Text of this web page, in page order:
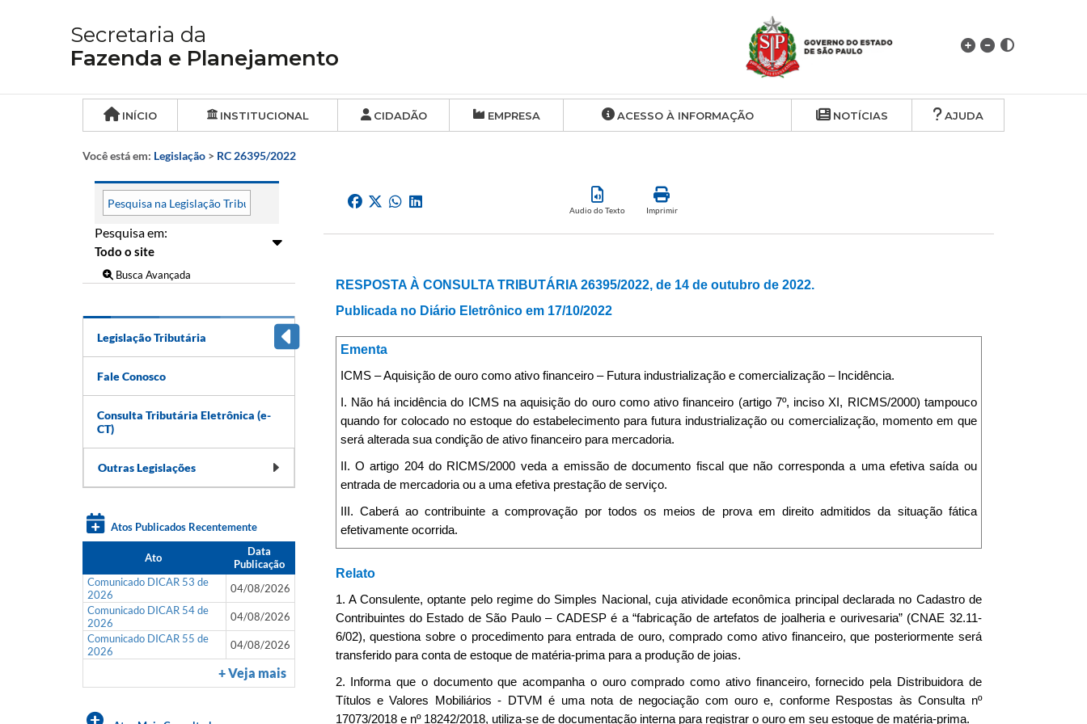
Secretaria da
Fazenda e Planejamento
INÍCIO INSTITUCIONAL CIDADÃO EMPRESA ACESSO À INFORMAÇÃO NOTÍCIAS AJUDA
Você está em: Legislação > RC 26395/2022
Pesquisa em:
Busca Avançada
Legislação Tributária
Fale Conosco
Consulta Tributária Eletrônica (e-
CT)
Outras Legislações
Atos Publicados Recentemente
Ato
Data
Publicação
Comunicado DICAR 53 de
2026
04/08/2026
Comunicado DICAR 54 de
2026
04/08/2026
Comunicado DICAR 55 de
2026
04/08/2026
+ Veja mais
Audio do Texto Imprimir
RESPOSTA À CONSULTA TRIBUTÁRIA 26395/2022, de 14 de outubro de 2022.
Publicada no Diário Eletrônico em 17/10/2022
Ementa
ICMS – Aquisição de ouro como ativo financeiro – Futura industrialização e comercialização – Incidência.
I. Não há incidência do ICMS na aquisição do ouro como ativo financeiro (artigo 7º, inciso XI, RICMS/2000) tampouco
quando for colocado no estoque do estabelecimento para futura industrialização ou comercialização, momento em que
será alterada sua condição de ativo financeiro para mercadoria.
II. O artigo 204 do RICMS/2000 veda a emissão de documento fiscal que não corresponda a uma efetiva saída ou
entrada de mercadoria ou a uma efetiva prestação de serviço.
III. Caberá ao contribuinte a comprovação por todos os meios de prova em direito admitidos da situação fática
efetivamente ocorrida.
Relato
1. A Consulente, optante pelo regime do Simples Nacional, cuja atividade econômica principal declarada no Cadastro de
Contribuintes do Estado de São Paulo – CADESP é a “fabricação de artefatos de joalheria e ourivesaria” (CNAE 32.11-
6/02), questiona sobre o procedimento para entrada de ouro, comprado como ativo financeiro, que posteriormente será
transferido para conta de estoque de matéria-prima para a produção de joias.
2. Informa que o documento que acompanha o ouro comprado como ativo financeiro, fornecido pela Distribuidora de
Títulos e Valores Mobiliários - DTVM é uma nota de negociação com ouro e, conforme Respostas às Consulta nº
17073/2018 e nº 18242/2018, utiliza-se de documentação interna para registrar o ouro em seu estoque de matéria-prima.